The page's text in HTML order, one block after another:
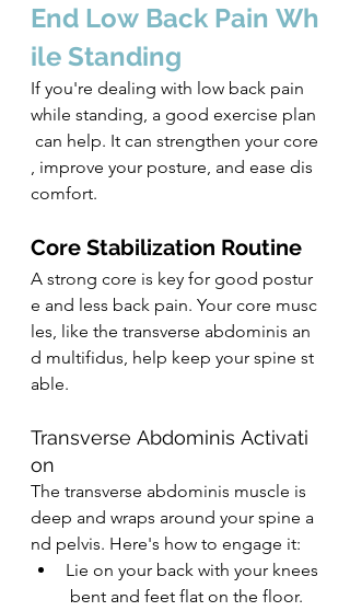
End Low Back Pain Wh
ile Standing
If you're dealing with low back pain
while standing, a good exercise plan
can help. It can strengthen your core
, improve your posture, and ease dis
comfort.
Core Stabilization Routine
A strong core is key for good postur
e and less back pain. Your core musc
les, like the transverse abdominis an
d multifidus, help keep your spine st
able.
Transverse Abdominis Activati
on
The transverse abdominis muscle is
deep and wraps around your spine a
nd pelvis. Here's how to engage it:
Lie on your back with your knees
bent and feet flat on the floor.